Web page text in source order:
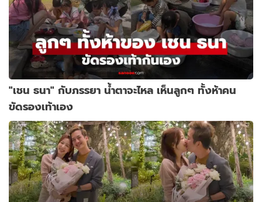
"เชน ธนา" กับภรรยา น้ำตาจะไหล เห็นลูกๆ ทั้งห้าคน
ขัดรองเท้าเอง